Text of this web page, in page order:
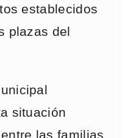
establecidos
plazas del
situación
las familias